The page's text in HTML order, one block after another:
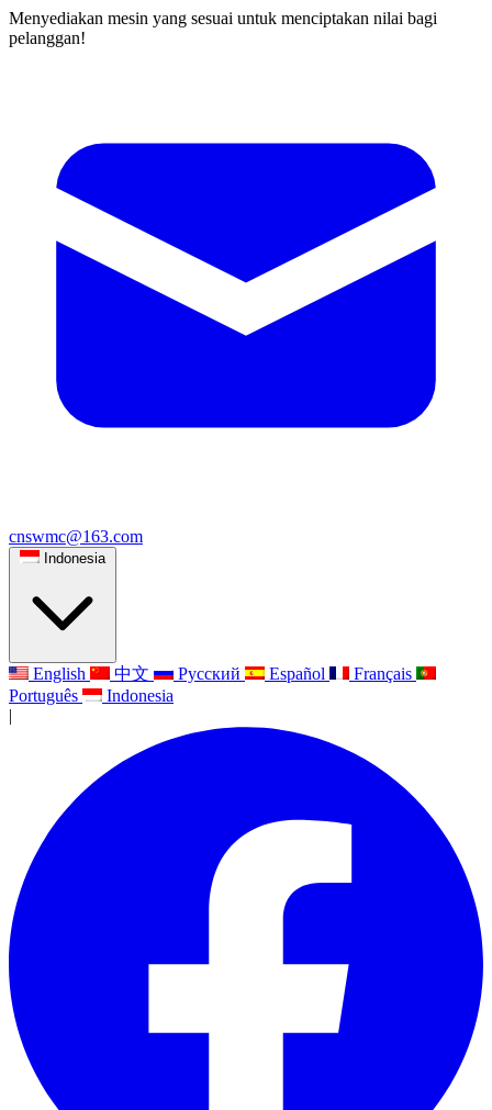
Menyediakan mesin yang sesuai untuk menciptakan nilai bagi
pelanggan!
cnswmc@163.com
Indonesia
English 中文 Русский Español
Français
Português
Indonesia
|